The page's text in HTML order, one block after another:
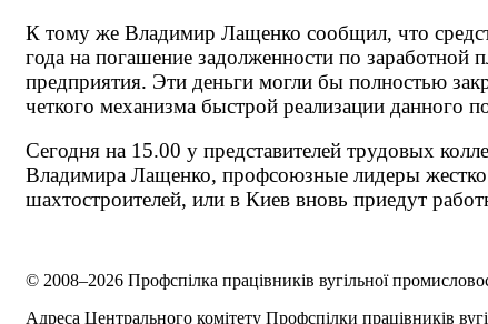
К тому же Владимир Лащенко сообщил, что
года на погашение задолженности по заработной
предприятия. Эти деньги могли бы полностью
четкого механизма быстрой реализации данного
Сегодня на 15.00 у представителей трудовых
Владимира Лащенко, профсоюзные лидеры жестко
шахтостроителей, или в Киев вновь приедут
© 2008–2026 Профспілка працівників вугільної
Адреса Центрального комітету Профспілки працівників